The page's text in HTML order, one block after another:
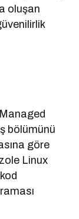
oluşan
bölümünü
göre
Linux